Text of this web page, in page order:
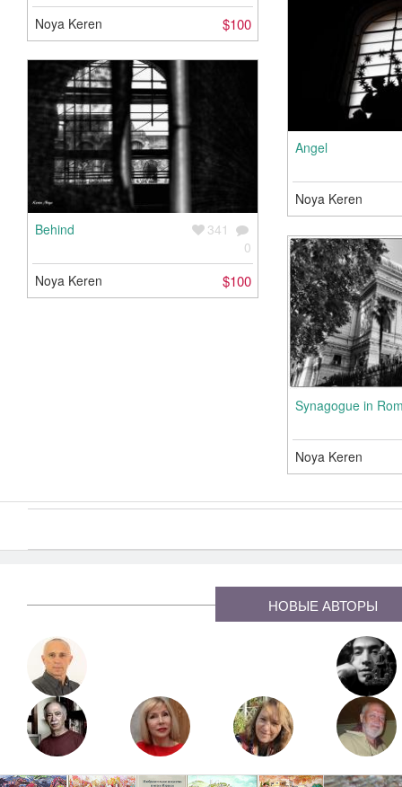
Noya Keren
$100
Angel
Noya Keren
Behind
341
0
Noya Keren
$100
Synagogue in
Noya Keren
НОВЫЕ АВТОРЫ